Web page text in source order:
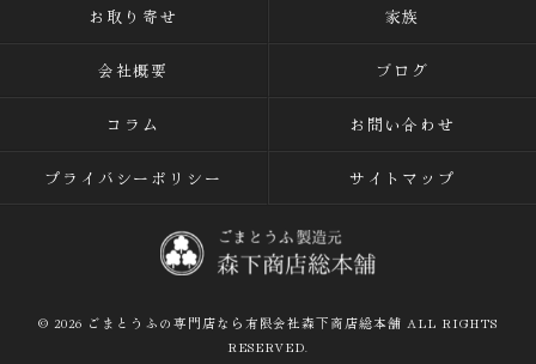
お取り寄せ 家族
会社概要 ブログ
コラム お問い合わせ
プライバシーポリシー サイトマップ
© 2026 ごまとうふの専門店なら有限会社森下商店総本舗 ALL RIGHTS
RESERVED.